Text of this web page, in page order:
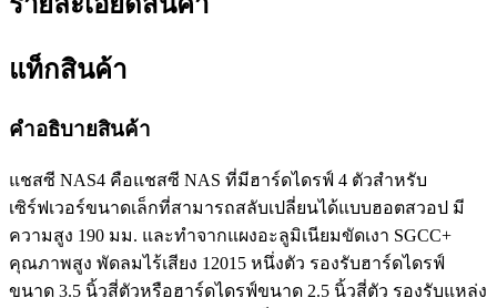
แท็กสินค้า
คำอธิบายสินค้า
แชสซี NAS4 คือแชสซี NAS ที่มีฮาร์ดไดรฟ์ 4 ตัวสำหรับ
เซิร์ฟเวอร์ขนาดเล็กที่สามารถสลับเปลี่ยนได้แบบฮอตสวอป มี
ความสูง 190 มม. และทำจากแผงอะลูมิเนียมขัดเงา SGCC+
คุณภาพสูง พัดลมไร้เสียง 12015 หนึ่งตัว รองรับฮาร์ดไดรฟ์
ขนาด 3.5 นิ้วสี่ตัวหรือฮาร์ดไดรฟ์ขนาด 2.5 นิ้วสี่ตัว รองรับแหล่ง